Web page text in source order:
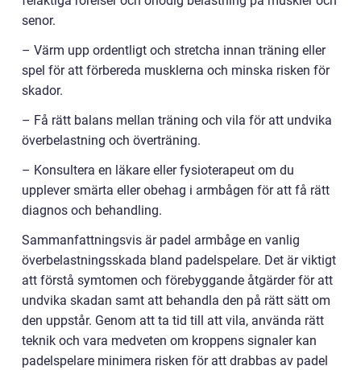
senor.
– Värm upp ordentligt och stretcha innan träning eller
spel för att förbereda musklerna och minska risken för
skador.
– Få rätt balans mellan träning och vila för att undvika
överbelastning och överträning.
– Konsultera en läkare eller fysioterapeut om du
upplever smärta eller obehag i armbågen för att få rätt
diagnos och behandling.
Sammanfattningsvis är padel armbåge en vanlig
överbelastningsskada bland padelspelare. Det är viktigt
att förstå symtomen och förebyggande åtgärder för att
undvika skadan samt att behandla den på rätt sätt om
den uppstår. Genom att ta tid till att vila, använda rätt
teknik och vara medveten om kroppens signaler kan
padelspelare minimera risken för att drabbas av padel